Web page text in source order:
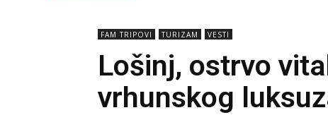
FAM TRIPOVI TURIZAM VESTI
Lošinj, ostrvo
vrhunskog